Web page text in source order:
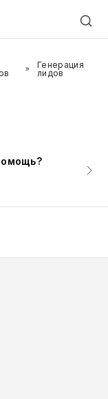
Генерация
лидов